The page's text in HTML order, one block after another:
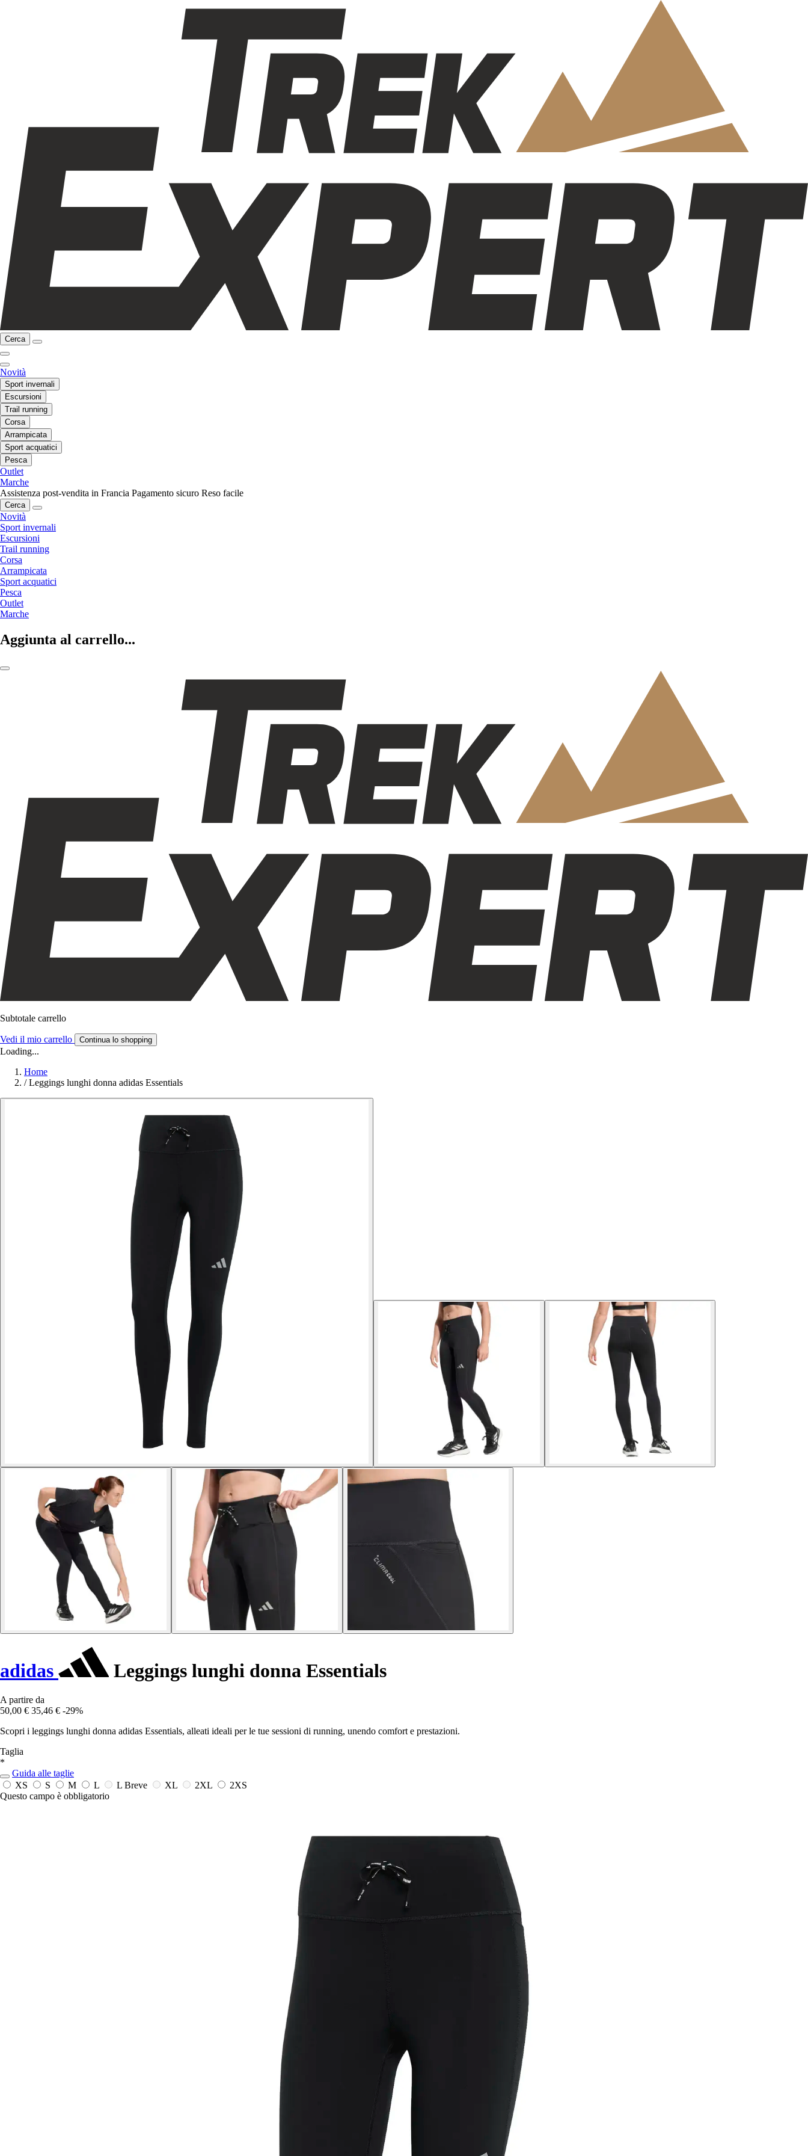
Cerca
Novità
Sport invernali
Escursioni
Trail running
Corsa
Arrampicata
Sport acquatici
Pesca
Outlet
Marche
Assistenza post-vendita in Francia Pagamento sicuro Reso facile
Cerca
Novità
Sport invernali
Escursioni
Trail running
Corsa
Arrampicata
Sport acquatici
Pesca
Outlet
Marche
Aggiunta al carrello...
Subtotale carrello
Vedi il mio carrello Continua lo shopping
Loading...
Home
/ Leggings lunghi donna adidas Essentials
adidas Leggings lunghi donna Essentials
A partire da
50,00 € 35,46 € -29%
Scopri i leggings lunghi donna adidas Essentials, alleati ideali per le tue sessioni di running, unendo comfort e prestazioni.
Taglia
*
Guida alle taglie
XS
S M L L Breve XL 2XL
2XS
Questo campo è obbligatorio